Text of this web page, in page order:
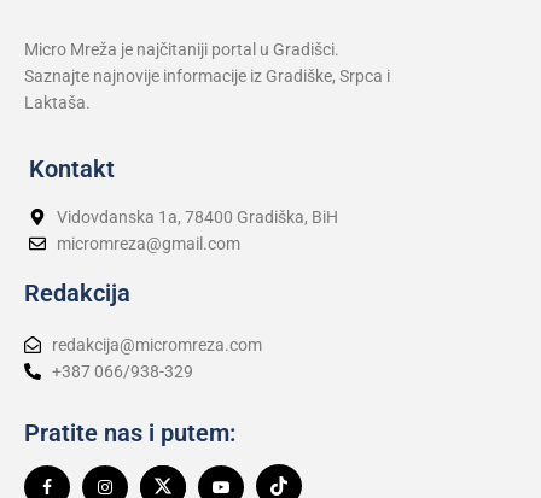
Micro Mreža je najčitaniji portal u Gradišci.
Saznajte najnovije informacije iz Gradiške, Srpca i
Laktaša.
Kontakt
Vidovdanska 1a, 78400 Gradiška, BiH
micromreza@gmail.com
Redakcija
redakcija@micromreza.com
+387 066/938-329
Pratite nas i putem: